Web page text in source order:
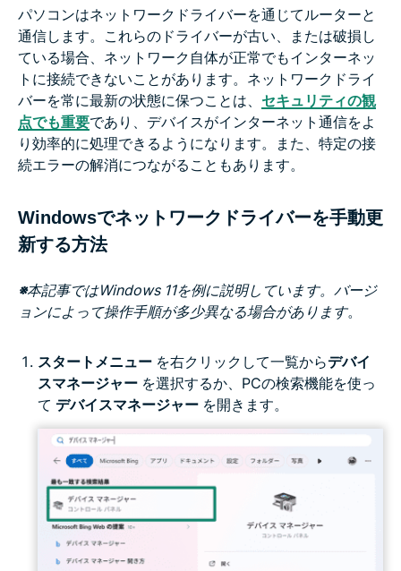
パソコンはネットワークドライバーを通じてルーターと
通信します。これらのドライバーが古い、または破損し
ている場合、ネットワーク自体が正常でもインターネッ
トに接続できないことがあります。ネットワークドライ
バーを常に最新の状態に保つことは、 セキュリティの観
点でも重要であり、デバイスがインターネット通信をよ
り効率的に処理できるようになります。また、特定の接
続エラーの解消につながることもあります。
Windowsでネットワークドライバーを手動更
新する方法
※本記事ではWindows 11を例に説明しています。バージ
ョンによって操作手順が多少異なる場合があります。
スタートメニュー を右クリックして一覧からデバイ
スマネージャー を選択するか、PCの検索機能を使っ
て デバイスマネージャー を開きます。